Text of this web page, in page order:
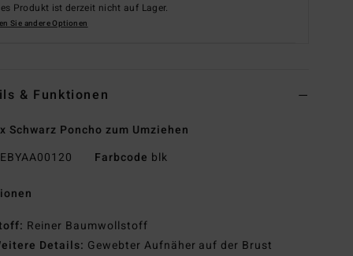
Produkt ist derzeit nicht auf Lager.
Sie andere Optionen
& Funktionen
Schwarz Poncho zum Umziehen
EBYAA00120 Farbcode blk
Reiner Baumwollstoff
Details: Gewebter Aufnäher auf der Brust